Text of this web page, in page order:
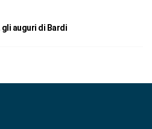
auguri di Bardi